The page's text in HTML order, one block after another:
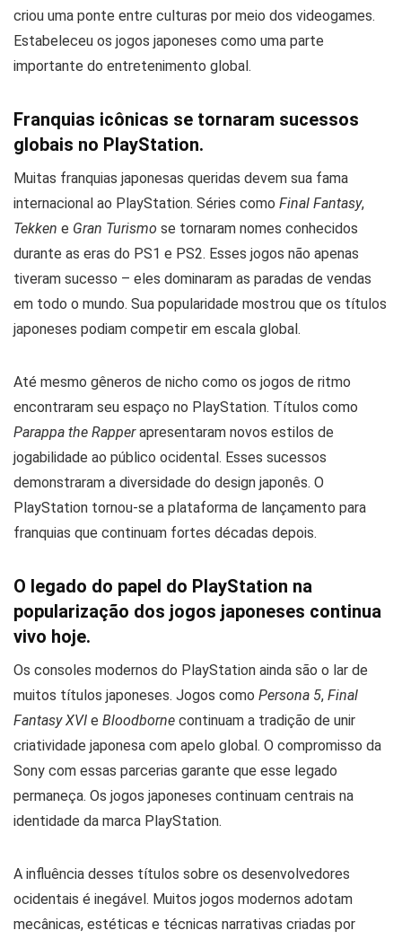
criou uma ponte entre culturas por meio dos videogames.
Estabeleceu os jogos japoneses como uma parte
importante do entretenimento global.
Franquias icônicas se tornaram sucessos
globais no PlayStation.
Muitas franquias japonesas queridas devem sua fama
internacional ao PlayStation. Séries como Final Fantasy,
Tekken e Gran Turismo se tornaram nomes conhecidos
durante as eras do PS1 e PS2. Esses jogos não apenas
tiveram sucesso – eles dominaram as paradas de vendas
em todo o mundo. Sua popularidade mostrou que os títulos
japoneses podiam competir em escala global.
Até mesmo gêneros de nicho como os jogos de ritmo
encontraram seu espaço no PlayStation. Títulos como
Parappa the Rapperapresentaram novos estilos de
jogabilidade ao público ocidental. Esses sucessos
demonstraram a diversidade do design japonês. O
PlayStation tornou-se a plataforma de lançamento para
franquias que continuam fortes décadas depois.
O legado do papel do PlayStation na
popularização dos jogos japoneses continua
vivo hoje.
Os consoles modernos do PlayStation ainda são o lar de
muitos títulos japoneses. Jogos como Persona 5, Final
Fantasy XVI e Bloodborne continuam a tradição de unir
criatividade japonesa com apelo global. O compromisso da
Sony com essas parcerias garante que esse legado
permaneça. Os jogos japoneses continuam centrais na
identidade da marca PlayStation.
A influência desses títulos sobre os desenvolvedores
ocidentais é inegável. Muitos jogos modernos adotam
mecânicas, estéticas e técnicas narrativas criadas por